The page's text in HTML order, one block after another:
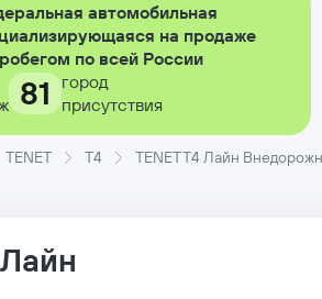
автомобильная
на продаже
по всей России
81
город
присутствия
TENET T4 TENET T4 Лайн
Лайн